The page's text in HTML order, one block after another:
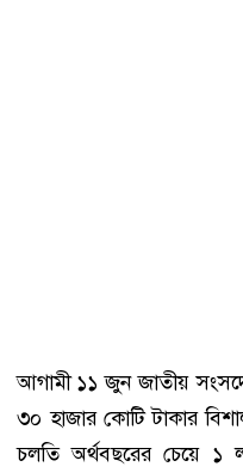
আগামী ১১ জুন জাতীয়
৩০ হাজার কোটি টাকার
চলতি অর্থবছরের চেয়ে ১